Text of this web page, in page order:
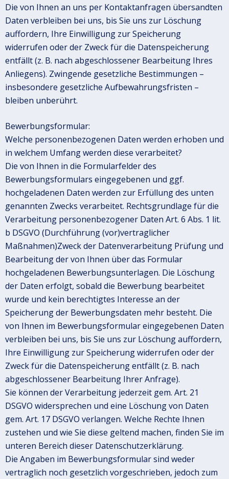
Die von Ihnen an uns per Kontaktanfragen übersandten
Daten verbleiben bei uns, bis Sie uns zur Löschung
auffordern, Ihre Einwilligung zur Speicherung
widerrufen oder der Zweck für die Datenspeicherung
entfällt (z. B. nach abgeschlossener Bearbeitung Ihres
Anliegens). Zwingende gesetzliche Bestimmungen –
insbesondere gesetzliche Aufbewahrungsfristen –
bleiben unberührt.
Bewerbungsformular:
Welche personenbezogenen Daten werden erhoben und
in welchem Umfang werden diese verarbeitet?
Die von Ihnen in die Formularfelder des
Bewerbungsformulars eingegebenen und ggf.
hochgeladenen Daten werden zur Erfüllung des unten
genannten Zwecks verarbeitet. Rechtsgrundlage für die
Verarbeitung personenbezogener Daten Art. 6 Abs. 1 lit.
b DSGVO (Durchführung (vor)vertraglicher
Maßnahmen)Zweck der Datenverarbeitung Prüfung und
Bearbeitung der von Ihnen über das Formular
hochgeladenen Bewerbungsunterlagen. Die Löschung
der Daten erfolgt, sobald die Bewerbung bearbeitet
wurde und kein berechtigtes Interesse an der
Speicherung der Bewerbungsdaten mehr besteht. Die
von Ihnen im Bewerbungsformular eingegebenen Daten
verbleiben bei uns, bis Sie uns zur Löschung auffordern,
Ihre Einwilligung zur Speicherung widerrufen oder der
Zweck für die Datenspeicherung entfällt (z. B. nach
abgeschlossener Bearbeitung Ihrer Anfrage).
Sie können der Verarbeitung jederzeit gem. Art. 21
DSGVO widersprechen und eine Löschung von Daten
gem. Art. 17 DSGVO verlangen. Welche Rechte Ihnen
zustehen und wie Sie diese geltend machen, finden Sie im
unteren Bereich dieser Datenschutzerklärung.
Die Angaben im Bewerbungsformular sind weder
vertraglich noch gesetzlich vorgeschrieben, jedoch zum